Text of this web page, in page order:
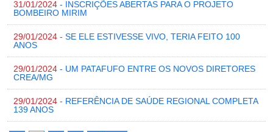
31/01/2024 - INSCRIÇÕES ABERTAS PARA O PROJETO
BOMBEIRO MIRIM
29/01/2024 - SE ELE ESTIVESSE VIVO, TERIA FEITO 100
ANOS
29/01/2024 - UM PATAFUFO ENTRE OS NOVOS DIRETORES
CREA/MG
29/01/2024 - REFERÊNCIA DE SAÚDE REGIONAL COMPLETA
139 ANOS